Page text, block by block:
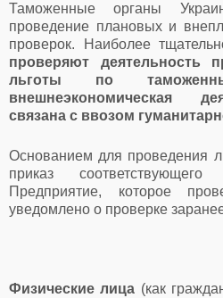
Таможенные органы
проведение плановых и
проверок. Наиболее
проверяют деятельность
льготы по
внешнеэкономическая
связана с ввозом
Основанием для проведения
приказ
Предприятие, которое
уведомлено о проверке
Физические лица (как